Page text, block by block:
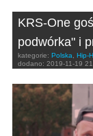
KRS-One
podwórka" i
kategorie: Polska, Hip-
dodano: 2019-11-19